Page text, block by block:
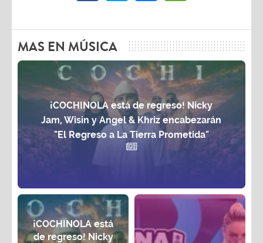
MAS EN MÚSICA
¡COCHINOLA está de regreso! Nicky
Jam, Wisin y Angel & Khriz encabezarán
"El Regreso a La Tierra Prometida"
¡COCHINOLA está
de regreso! Nicky